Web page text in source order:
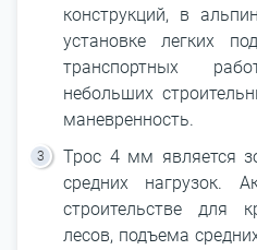
конструкций, в
установке легких
транспортных
небольших
маневренность.
Трос 4 мм является
средних нагрузок.
строительстве для
лесов, подъема